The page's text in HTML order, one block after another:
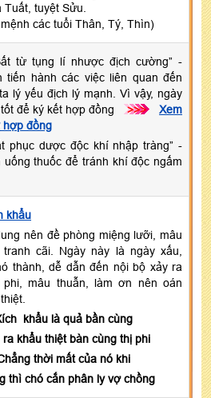
Tuất, tuyệt Sửu.
các tuổi Thân, Tý, Thìn)
từ tụng lí nhược địch cường” -
tiến hành các việc liên quan đến
lý yếu địch lý mạnh. Vì vậy, ngày
để ký kết hợp đồng
>>>
Xem
hợp đồng
phục dược độc khí nhập tràng” -
uống thuốc để tránh khí độc ngấm
khẩu
nên đề phòng miệng lưỡi, mâu
cãi. Ngày này là ngày xấu,
thành, dễ dẫn đến nội bộ xảy ra
mâu thuẫn, làm ơn nên oán
khẩu là quả bần cùng
ra khẩu thiệt bàn cùng thị phi
thời mất của nó khi
thì chó cắn phân ly vợ chồng